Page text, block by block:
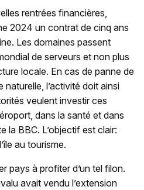
rentrées financières,
2024 un contrat de cinq ans
Les domaines passent
de serveurs et non plus
locale. En cas de panne de
l’activité doit ainsi
veulent investir ces
dans la santé et dans
la BBC. L’objectif est clair:
au tourisme.
pays à profiter d’un tel filon.
avait vendu l’extension